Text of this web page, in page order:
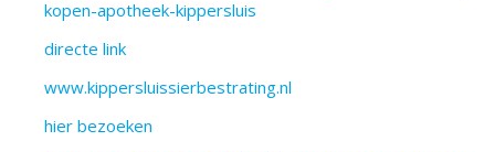
kopen-apotheek-kippersluis
directe link
www.kippersluissierbestrating.nl
hier bezoeken